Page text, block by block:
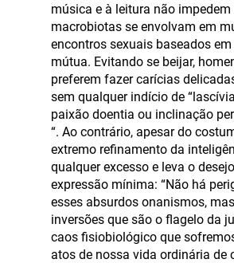
música e à leitura não impedem
macrobiotas se envolvam em
encontros sexuais baseados
mútua. Evitando se beijar,
preferem fazer carícias
sem qualquer indício de
paixão doentia ou inclinação
“. Ao contrário, apesar do
extremo refinamento da
qualquer excesso e leva o
expressão mínima: “Não há
esses absurdos onanismos,
inversões que são o flagelo da
caos fisiobiológico que
atos de nossa vida ordinária de